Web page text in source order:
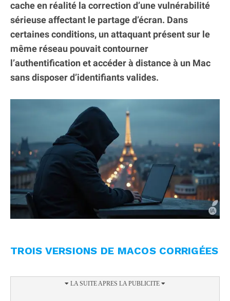
cache en réalité la correction d’une vulnérabilité
sérieuse affectant le partage d’écran. Dans
certaines conditions, un attaquant présent sur le
même réseau pouvait contourner
l’authentification et accéder à distance à un Mac
sans disposer d’identifiants valides.
TROIS VERSIONS DE MACOS CORRIGÉES